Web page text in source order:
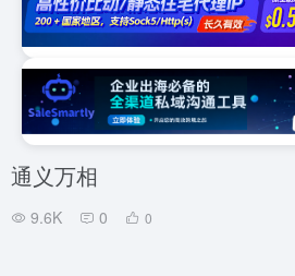
通义万相
9.6K 0 0